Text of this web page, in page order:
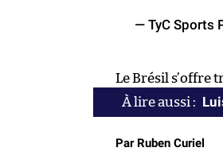
— TyC Sports
Le Brésil s’offre
Par Ruben Curiel